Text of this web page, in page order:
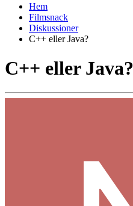
Hem
Filmsnack
Diskussioner
C++ eller Java?
C++ eller Java?